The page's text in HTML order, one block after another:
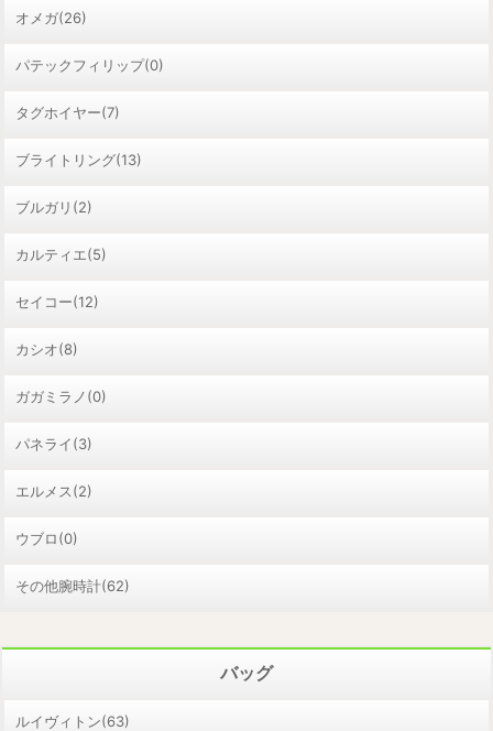
オメガ(26)
パテックフィリップ(0)
タグホイヤー(7)
ブライトリング(13)
ブルガリ(2)
カルティエ(5)
セイコー(12)
カシオ(8)
ガガミラノ(0)
パネライ(3)
エルメス(2)
ウブロ(0)
その他腕時計(62)
バッグ
ルイヴィトン(63)